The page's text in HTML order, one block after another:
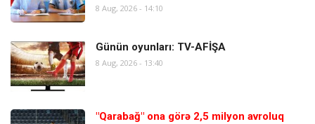
8 Aug, 2026 - 14:10
Günün oyunları: TV-AFİŞA
8 Aug, 2026 - 13:40
"Qarabağ" ona görə 2,5 milyon avroluq